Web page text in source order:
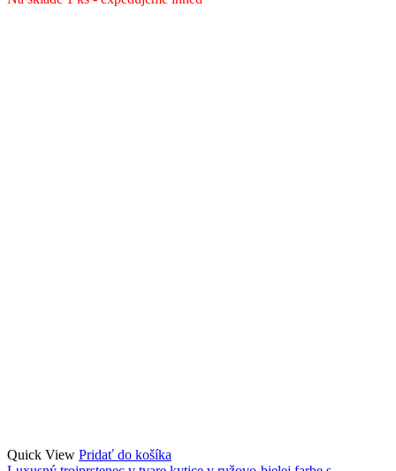
Quick View Pridať do košíka